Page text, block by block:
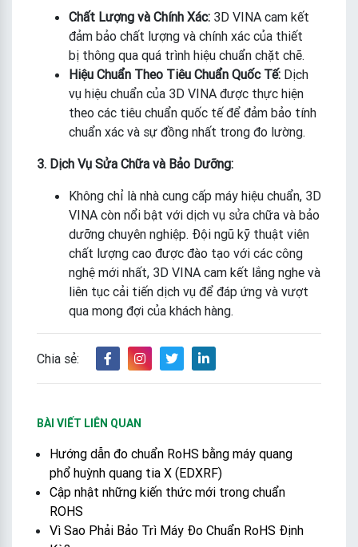
Chất Lượng và Chính Xác: 3D VINA cam kết
đảm bảo chất lượng và chính xác của thiết
bị thông qua quá trình hiệu chuẩn chặt chẽ.
Hiệu Chuẩn Theo Tiêu Chuẩn Quốc Tế: Dịch
vụ hiệu chuẩn của 3D VINA được thực hiện
theo các tiêu chuẩn quốc tế để đảm bảo tính
chuẩn xác và sự đồng nhất trong đo lường.
3. Dịch Vụ Sửa Chữa và Bảo Dưỡng:
Không chỉ là nhà cung cấp máy hiệu chuẩn, 3D
VINA còn nổi bật với dịch vụ sửa chữa và bảo
dưỡng chuyên nghiệp. Đội ngũ kỹ thuật viên
chất lượng cao được đào tạo với các công
nghệ mới nhất, 3D VINA cam kết lắng nghe và
liên tục cải tiến dịch vụ để đáp ứng và vượt
qua mong đợi của khách hàng.
Chia sẻ:
BÀI VIẾT LIÊN QUAN
Hướng dẫn đo chuẩn RoHS bằng máy quang
phổ huỳnh quang tia X (EDXRF)
Cập nhật những kiến thức mới trong chuẩn
ROHS
Vì Sao Phải Bảo Trì Máy Đo Chuẩn RoHS Định